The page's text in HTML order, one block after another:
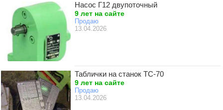
Насос Г12 двупоточный
9 лет на сайте
Продаю
13.04.2026
Таблички на станок ТС-70
9 лет на сайте
Продаю
13.04.2026